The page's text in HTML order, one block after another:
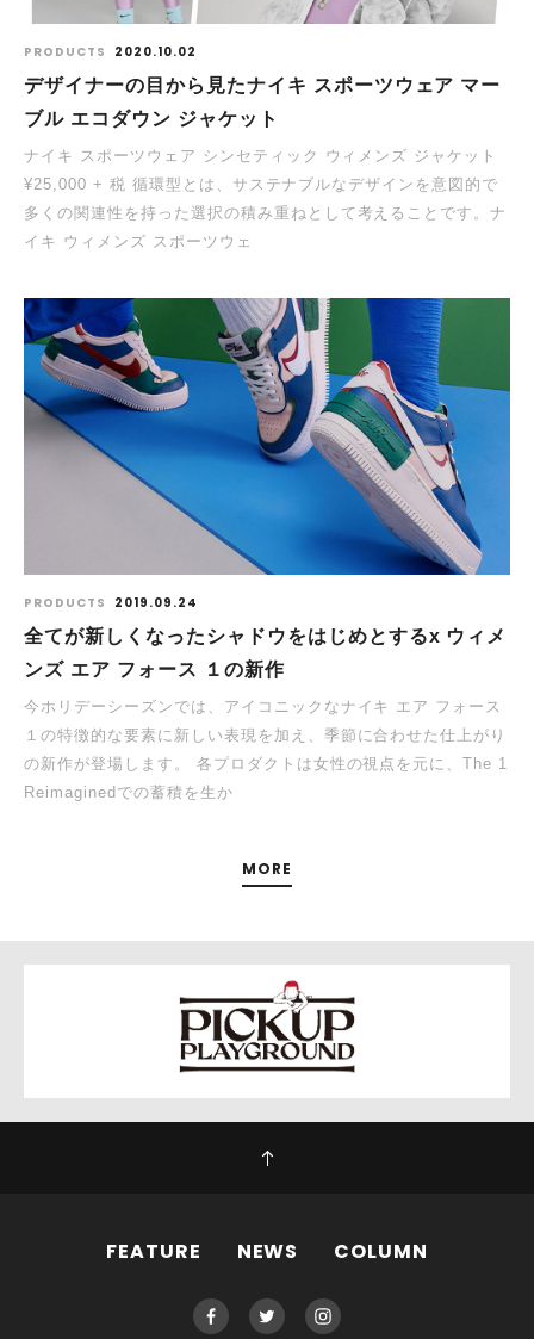
PRODUCTS 2020.10.02
デザイナーの目から見たナイキ スポーツウェア マー
ブル エコダウン ジャケット
ナイキ スポーツウェア シンセティック ウィメンズ ジャケット
¥25,000 + 税 循環型とは、サステナブルなデザインを意図的で
多くの関連性を持った選択の積み重ねとして考えることです。ナ
イキ ウィメンズ スポーツウェ
PRODUCTS 2019.09.24
全てが新しくなったシャドウをはじめとするx ウィメ
ンズ エア フォース １の新作
今ホリデーシーズンでは、アイコニックなナイキ エア フォース
１の特徴的な要素に新しい表現を加え、季節に合わせた仕上がり
の新作が登場します。 各プロダクトは女性の視点を元に、The 1
Reimaginedでの蓄積を生か
MORE
FEATURE NEWS COLUMN